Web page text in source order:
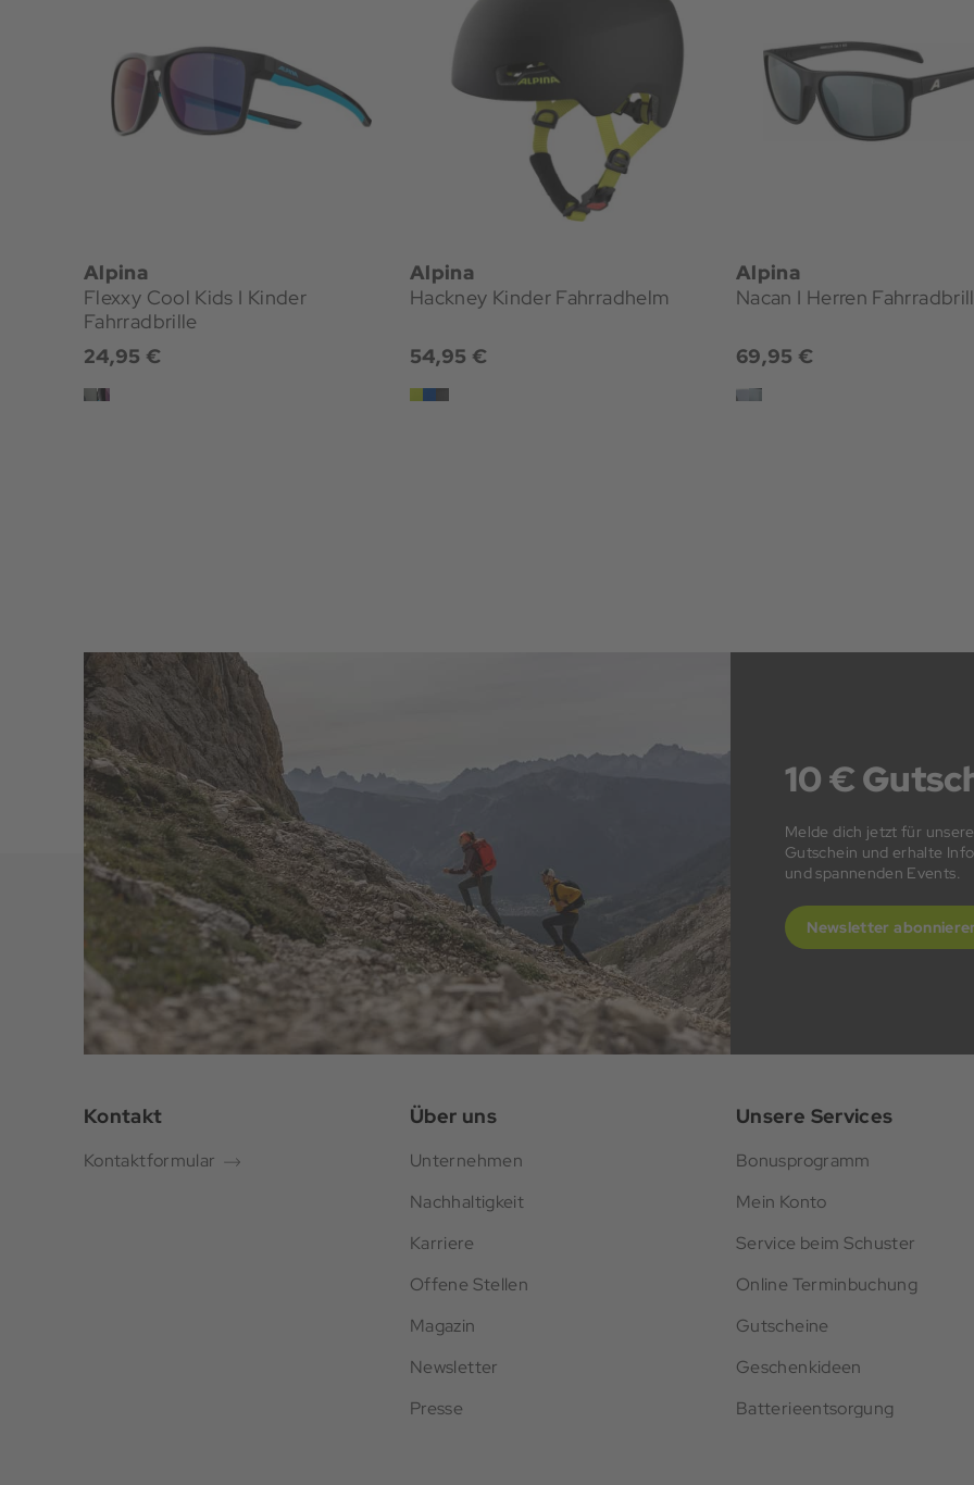
Alpina
Flexxy Cool Kids I Kinder
Fahrradbrille
24,95 €
Alpina
Hackney Kinder Fahrradhelm
54,95 €
Alpina
Nacan I Herren
69,95 €
10 €
Melde dich jetzt für
Gutschein und erhalte
und spannenden Events.
Newsletter
Kontakt
Kontaktformular
Über uns
Unternehmen
Nachhaltigkeit
Karriere
Offene Stellen
Magazin
Newsletter
Presse
Unsere Services
Bonusprogramm
Mein Konto
Service beim Schuster
Online Terminbuchung
Gutscheine
Geschenkideen
Batterieentsorgung